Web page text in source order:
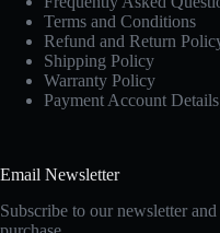
Terms and Conditions
Refund and Return
Shipping Policy
Warranty Policy
Payment Account Details
Email Newsletter
Subscribe to our newsletter